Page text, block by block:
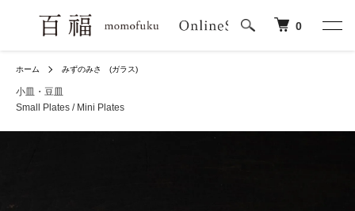
0
ホーム みずのみさ (ガラス)
小皿・豆皿
Small Plates / Mini Plates